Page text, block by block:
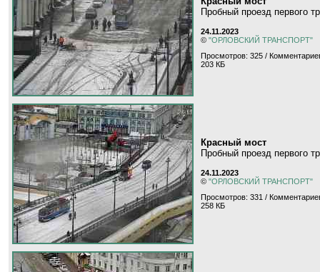
Пробный проезд первого
24.11.2023
© "ОРЛОВСКИЙ ТРАНСПОРТ"
Просмотров: 325 /
203 КБ
Красный мост
Пробный проезд первого
24.11.2023
© "ОРЛОВСКИЙ ТРАНСПОРТ"
Просмотров: 331 /
258 КБ